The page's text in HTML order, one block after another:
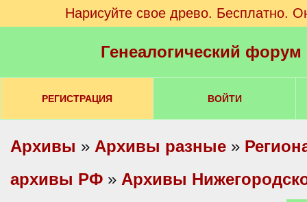
Нарисуйте свое древо. Бесплатно.
Генеалогический
РЕГИСТРАЦИЯ ВОЙТИ
Архивы » Архивы разные »
архивы РФ » Архивы